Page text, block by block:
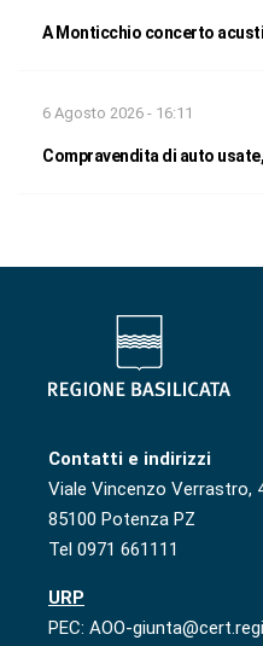
A Monticchio concerto
6 Agosto 2026 - 16:11
Compravendita di auto
Contatti e indirizzi
Viale Vincenzo Verrastro,
85100 Potenza PZ
Tel 0971 661111
URP
PEC: AOO-